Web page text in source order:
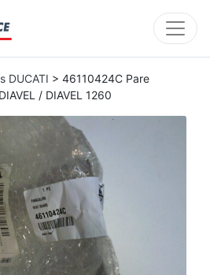
DUCATI > 46110424C Pare
/ DIAVEL 1260